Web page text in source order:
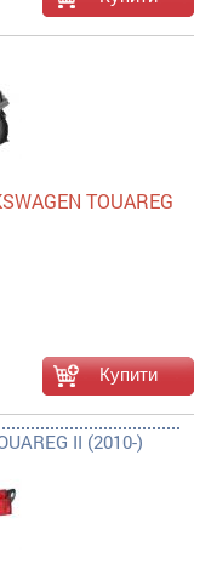
TOUAREG
II (2010-)